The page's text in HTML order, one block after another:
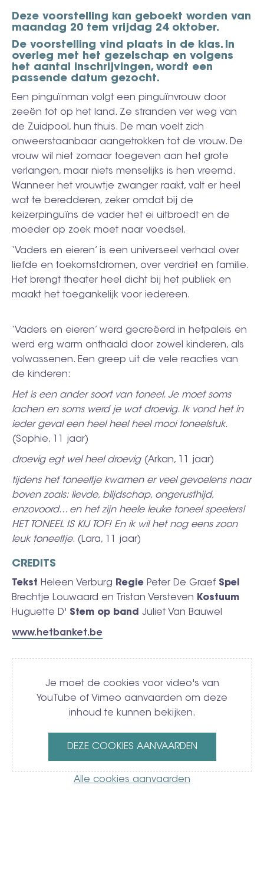
Deze voorstelling kan geboekt worden van
maandag 20 tem vrijdag 24 oktober.
De voorstelling vind plaats in de klas. In
overleg met het gezelschap en volgens
het aantal inschrijvingen, wordt een
passende datum gezocht.
Een pinguïnman volgt een pinguïnvrouw door
zeeën tot op het land. Ze stranden ver weg van
de Zuidpool, hun thuis. De man voelt zich
onweerstaanbaar aangetrokken tot de vrouw. De
vrouw wil niet zomaar toegeven aan het grote
verlangen, maar niets menselijks is hen vreemd.
Wanneer het vrouwtje zwanger raakt, valt er heel
wat te beredderen, zeker omdat bij de
keizerpinguïns de vader het ei uitbroedt en de
moeder op zoek moet naar voedsel.
‘Vaders en eieren’ is een universeel verhaal over
liefde en toekomstdromen, over verdriet en familie.
Het brengt theater heel dicht bij het publiek en
maakt het toegankelijk voor iedereen.
‘Vaders en eieren’ werd gecreëerd in hetpaleis en
werd erg warm onthaald door zowel kinderen, als
volwassenen. Een greep uit de vele reacties van
de kinderen:
Het is een ander soort van toneel. Je moet soms
lachen en soms werd je wat droevig. Ik vond het in
ieder geval een heel heel heel mooi toneelstuk.
(Sophie, 11 jaar)
droevig egt wel heel droevig (Arkan, 11 jaar)
tijdens het toneeltje kwamen er veel gevoelens naar
boven zoals: lievde, blijdschap, ongerusthijd,
enzovoord... en het zijn heele leuke toneel speelers!
HET TONEEL IS KIJ TOF! En ik wil het nog eens zoon
leuk toneeltje. (Lara, 11 jaar)
CREDITS
Tekst Heleen Verburg Regie Peter De Graef Spel
Brechtje Louwaard en Tristan Versteven Kostuum
Huguette D' Stem op band Juliet Van Bauwel
www.hetbanket.be
Video
Je moet de cookies voor video's van
YouTube of Vimeo aanvaarden om deze
inhoud te kunnen bekijken.
DEZE COOKIES AANVAARDEN
Alle cookies aanvaarden